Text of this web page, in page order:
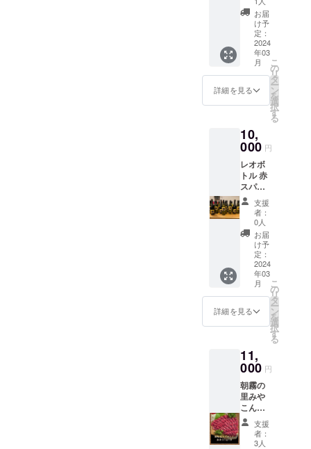
ます。
商品開
封前に
は必ず
お届け
のリ
ターン
に貼付
書きを
ご確認
くださ
い。」
業者か
ら酒類
を購入
できる
権利 元
フット
サル日
本代
表、F
リーグ
通算333
試合出
場を果
たした
横江 怜
選手の
333試合
記念ボ
トル 南
オース
トラリ
ア州の
マク
ラーレ
ンベー
ル地区
で生産
され
た口当
たりの
白ワイ
ンで
す。 柑
橘系の
フルー
ティー
な辛口
お届
け予
定：
2024
年03
月
詳細を見る
こ
の
リ
タ
ー
ン
を
選
択
す
る
10,
000 円
レオボ
トル 赤
スパー
クリン
グ 免許
を有す
る協力
事業者
から酒
類を購
入でき
る権利
オース
トラリ
アの太
陽を浴
実味
たっぷ
りシ
ラーズ
のス
パーク
リング
です。
極め付
支援
者：
0人
お届
け予
定：
2024
年03
月
詳細を見る
こ
の
リ
タ
ー
ン
を
選
択
す
る
11,
000 円
朝霧の
里みや
こん
じょ(直
売所
ATOM)
支援
者：
3人